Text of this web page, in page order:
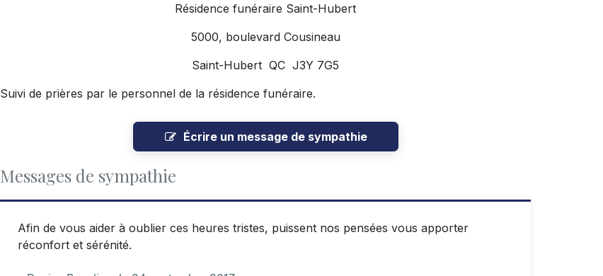
Résidence funéraire Saint-Hubert
5000, boulevard Cousineau
Saint-Hubert QC J3Y 7G5
Suivi de prières par le personnel de la résidence funéraire.
Écrire un message de sympathie
Messages de sympathie
Afin de vous aider à oublier ces heures tristes, puissent nos pensées vous apporter
réconfort et sérénité.